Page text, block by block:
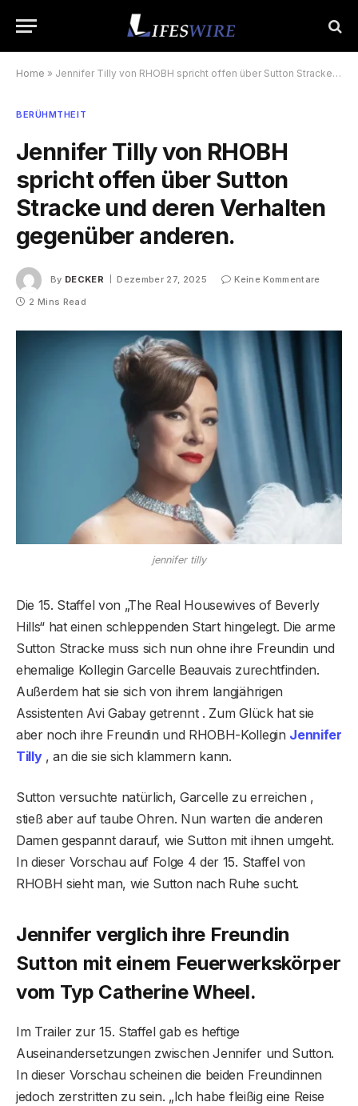
Home » Jennifer Tilly von RHOBH spricht offen über Sutton Stracke und deren Verhalten gegenüber anderen.
BERÜHMTHEIT
Jennifer Tilly von RHOBH
spricht offen über Sutton
Stracke und deren Verhalten
gegenüber anderen.
By DECKER Dezember 27, 2025
Keine Kommentare
2 Mins Read
jennifer tilly
Die 15. Staffel von „The Real Housewives of Beverly
Hills“ hat einen schleppenden Start hingelegt. Die arme
Sutton Stracke muss sich nun ohne ihre Freundin und
ehemalige Kollegin Garcelle Beauvais zurechtfinden.
Außerdem hat sie sich von ihrem langjährigen
Assistenten Avi Gabay getrennt . Zum Glück hat sie
aber noch ihre Freundin und RHOBH-Kollegin Jennifer
Tilly, an die sie sich klammern kann.
Sutton versuchte natürlich, Garcelle zu erreichen ,
stieß aber auf taube Ohren. Nun warten die anderen
Damen gespannt darauf, wie Sutton mit ihnen umgeht.
In dieser Vorschau auf Folge 4 der 15. Staffel von
RHOBH sieht man, wie Sutton nach Ruhe sucht.
Jennifer verglich ihre Freundin
Sutton mit einem Feuerwerkskörper
vom Typ Catherine Wheel.
Im Trailer zur 15. Staffel gab es heftige
Auseinandersetzungen zwischen Jennifer und Sutton.
In dieser Vorschau scheinen die beiden Freundinnen
jedoch zerstritten zu sein. „Ich habe fleißig eine Reise